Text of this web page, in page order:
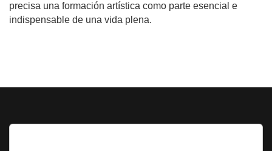
precisa una formación artística como parte esencial e
indispensable de una vida plena.